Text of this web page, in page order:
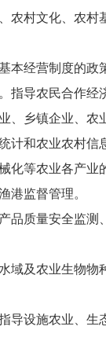
农村文化、农
本经营制度的
导农民合作经
、乡镇企业、
计和农业农村信
化等农业各产
港监督管理。
品质量安全监
域及农业生物
导设施农业、